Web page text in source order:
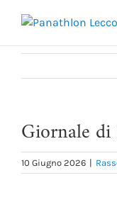
Giornale
10 Giugno 2026 |